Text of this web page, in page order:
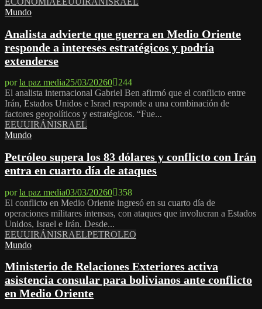
Mundo
Analista advierte que guerra en Medio Oriente
responde a intereses estratégicos y podría
extenderse
porla paz media25/03/20260 244
El analista internacional Gabriel Ben afirmó que el conflicto entre
Irán, Estados Unidos e Israel responde a una combinación de
factores geopolíticos y estratégicos. “Fue...
EEUUIRÁNISRAEL
Mundo
Petróleo supera los 83 dólares y conflicto con Irán
entra en cuarto día de ataques
porla paz media03/03/20260 358
El conflicto en Medio Oriente ingresó en su cuarto día de
operaciones militares intensas, con ataques que involucran a Estados
Unidos, Israel e Irán. Desde...
EEUUIRÁNISRAELPETROLEO
Mundo
Ministerio de Relaciones Exteriores activa
asistencia consular para bolivianos ante conflicto
en Medio Oriente